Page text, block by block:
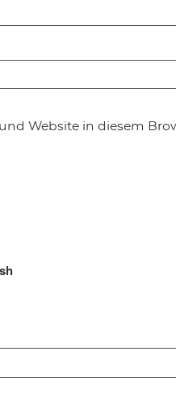
Website in diesem